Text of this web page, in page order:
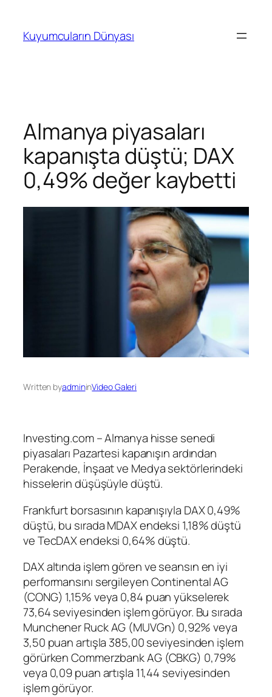
Kuyumcuların Dünyası
Almanya piyasaları
kapanışta düştü; DAX
0,49% değer kaybetti
Written byadmininVideo Galeri
Investing.com – Almanya hisse senedi
piyasaları Pazartesi kapanışın ardından
Perakende, İnşaatve Medyasektörlerindeki
hisselerin düşüşüyle düştü.
Frankfurt borsasının kapanışıyla DAX0,49%
düştü, bu sıradaMDAXendeksi 1,18% düştü
veTecDAXendeksi 0,64% düştü.
DAXaltında işlem gören ve seansın en iyi
performansını sergileyenContinental AG
(CONG) 1,15% veya 0,84 puan yükselerek
73,64 seviyesinden işlem görüyor. Bu sırada
Munchener Ruck AG (MUVGn) 0,92% veya
3,50 puan artışla 385,00 seviyesinden işlem
görürkenCommerzbank AG (CBKG) 0,79%
veya 0,09 puan artışla 11,44 seviyesinden
işlem görüyor.